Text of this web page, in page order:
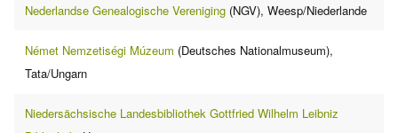
Nederlandse Genealogische Vereniging (NGV), Weesp/Niederlande
Német Nemzetiségi Múzeum (Deutsches Nationalmuseum),
Tata/Ungarn
Niedersächsische Landesbibliothek Gottfried Wilhelm Leibniz